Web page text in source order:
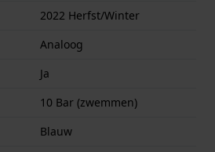
2022 Herfst/Winter
Analoog
Ja
10 Bar (zwemmen)
Blauw